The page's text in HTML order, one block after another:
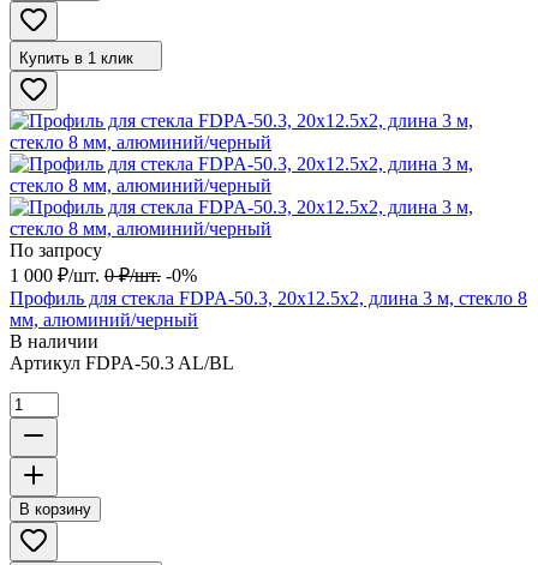
Купить в 1 клик
По запросу
1 000 ₽/шт. 0 ₽/шт. -0%
Профиль для стекла FDPA-50.3, 20х12.5х2, длина 3 м, стекло 8
мм, алюминий/черный
В наличии
Артикул FDPA-50.3 AL/BL
В корзину